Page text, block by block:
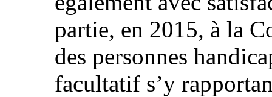
partie, en 2015, à la
des personnes
facultatif s’y